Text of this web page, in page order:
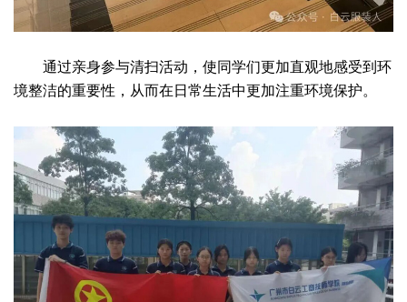
通过亲身参与清扫活动，使同学们更加直观地感受到环
境整洁的重要性，从而在日常生活中更加注重环境保护。